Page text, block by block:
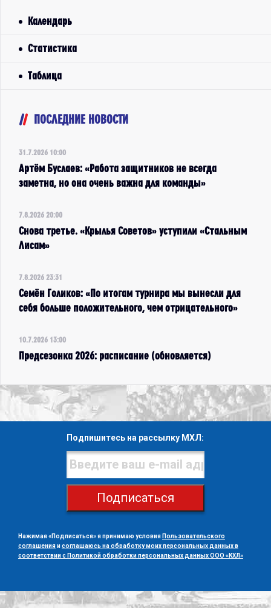
Календарь
Статистика
Таблица
ПОСЛЕДНИЕ НОВОСТИ
31.7.2026 10:00
Артём Буслаев: «Работа защитников не всегда
заметна, но она очень важна для команды»
7.8.2026 20:00
Снова третье. «Крылья Советов» уступили «Стальным
Лисам»
7.8.2026 23:31
Семён Голиков: «По итогам турнира мы вынесли для
себя больше положительного, чем отрицательного»
10.7.2026 13:00
Предсезонка 2026: расписание (обновляется)
Подпишитесь на рассылку МХЛ:
Подписаться
Нажимая «Подписаться» я принимаю условия Пользовательского
соглашенияисоглашаюсь на обработку моих персональных данных в
соответствии с Политикой обработки персональных данных ООО «КХЛ»